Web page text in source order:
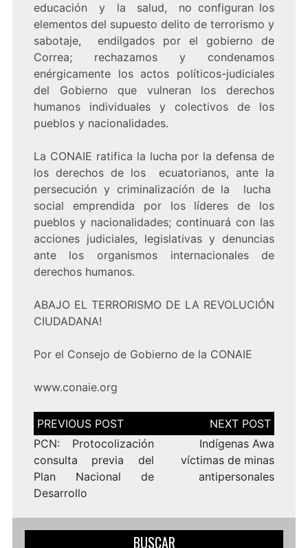
educación y la salud, no configuran los
elementos del supuesto delito de terrorismo y
sabotaje, endilgados por el gobierno de
Correa; rechazamos y condenamos
enérgicamente los actos políticos-judiciales
del Gobierno que vulneran los derechos
humanos individuales y colectivos de los
pueblos y nacionalidades.
La CONAIE ratifica la lucha por la defensa de
los derechos de los ecuatorianos, ante la
persecución y criminalización de la lucha
social emprendida por los líderes de los
pueblos y nacionalidades; continuará con las
acciones judiciales, legislativas y denuncias
ante los organismos internacionales de
derechos humanos.
ABAJO EL TERRORISMO DE LA REVOLUCIÓN
CIUDADANA!
Por el Consejo de Gobierno de la CONAIE
www.conaie.org
Navegación
de
entradas
PCN: Protocolización
consulta previa del
Plan Nacional de
Desarrollo
Indígenas Awa
víctimas de minas
antipersonales
BUSCAR